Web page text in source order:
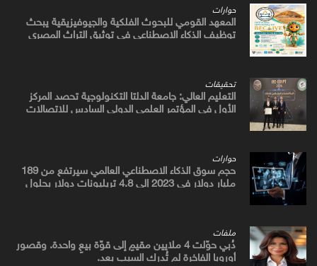
حوارات
المعهد القومي للبحوث الفلكية والجيوفيزيقية يبحث
توظيف الذكاء الاصطناعي في توثيق التراث المصري
تحقيقات
التعليم العالي: جامعة الدلتا التكنولوجية تحصد المركز
الأول في المؤتمر العلمي الدولي السادس للاتصالات
حوارات
حجم سوق الذكاء الاصطناعي العالمي سيرتفع من 189
مليار دولار في 2023 إلى 4.8 تريليونات دولار بحلول
ملفات
دُبي حوّلت 4 ملايين مقيمٍ إلى قوّة بيعٍ واحدة. وقصور
أوروبا الفاخرة لم تُدرك السبب بعد.